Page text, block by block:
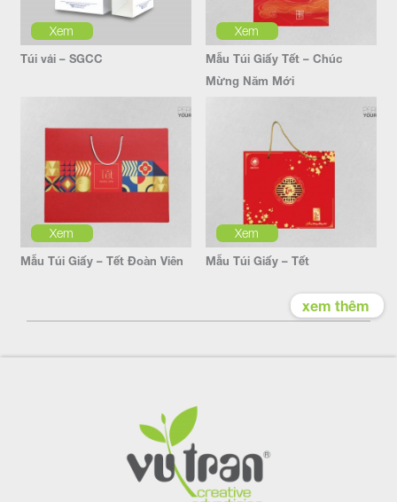
Xem
Túi vải – SGCC
Xem
Mẫu Túi Giấy Tết – Chúc
Mừng Năm Mới
Xem
Mẫu Túi Giấy – Tết Đoàn Viên
Xem
Mẫu Túi Giấy – Tết
xem thêm